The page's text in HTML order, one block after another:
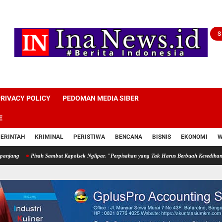
POLICY PEDOMAN MEDIA SIBER
KRIMINAL PERISTIWA BENCANA BISNIS EKONOMI
Pisah Sambut Kapolsek Nglipar, "Perpisahan yang Tak Harus Berbuah Kesedihan" ‎